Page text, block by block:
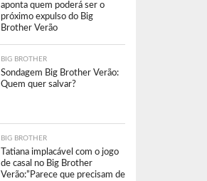
aponta quem poderá ser o
próximo expulso do Big
Brother Verão
BIG BROTHER
Sondagem Big Brother Verão:
Quem quer salvar?
BIG BROTHER
Tatiana implacável com o jogo
de casal no Big Brother
Verão:”Parece que precisam de